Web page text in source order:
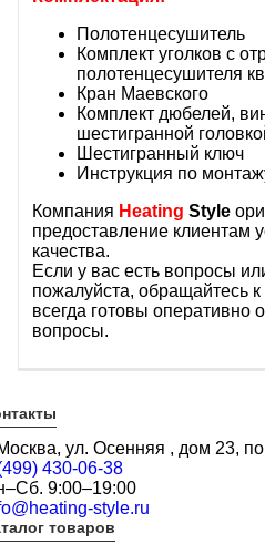
Полотенцесушитель
Комплект уголков с
полотенцесушителя
Кран Маевского
Комплект дюбелей,
шестигранной
Шестигранный ключ
Инструкция по
Компания Heating Style
предоставление клиентам
качества.
Если у вас есть вопросы
пожалуйста, обращайтесь
всегда готовы оперативно
вопросы.
ул. Осенняя , дом 23,
430-06-38
9:00–19:00
style.ru
товаров